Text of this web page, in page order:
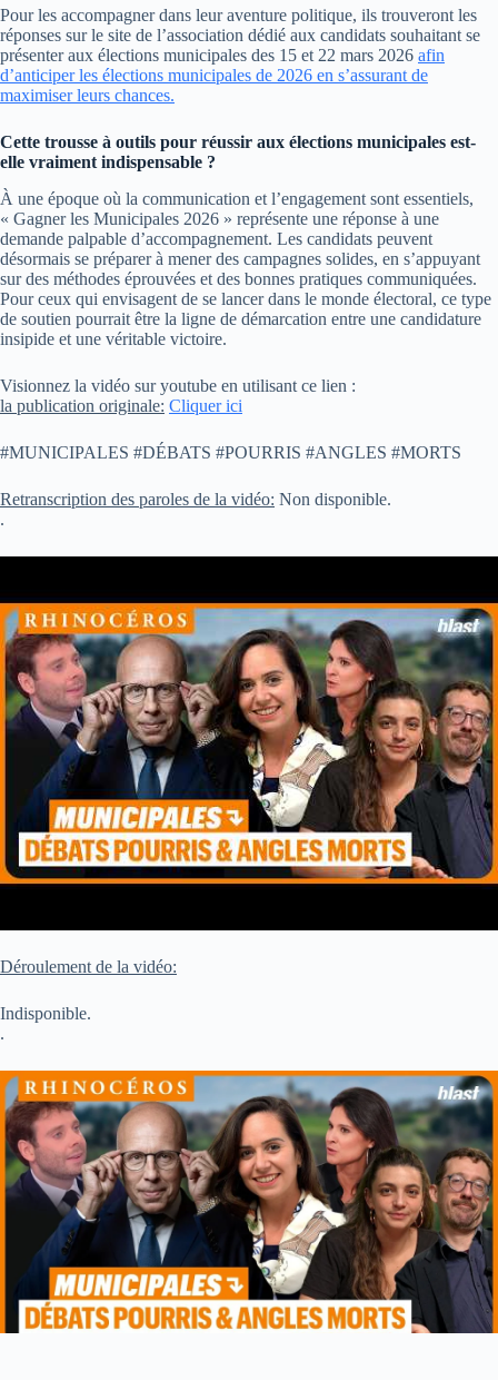
Pour les accompagner dans leur aventure politique, ils trouveront les
réponses sur le site de l’association dédié aux candidats souhaitant se
présenter aux élections municipales des 15 et 22 mars 2026 afin
d’anticiper les élections municipales de 2026 en s’assurant de
maximiser leurs chances.
Cette trousse à outils pour réussir aux élections municipales est-
elle vraiment indispensable ?
À une époque où la communication et l’engagement sont essentiels,
« Gagner les Municipales 2026 » représente une réponse à une
demande palpable d’accompagnement. Les candidats peuvent
désormais se préparer à mener des campagnes solides, en s’appuyant
sur des méthodes éprouvées et des bonnes pratiques communiquées.
Pour ceux qui envisagent de se lancer dans le monde électoral, ce type
de soutien pourrait être la ligne de démarcation entre une candidature
insipide et une véritable victoire.
Visionnez la vidéo sur youtube en utilisant ce lien :
la publication originale: Cliquer ici
#MUNICIPALES #DÉBATS #POURRIS #ANGLES #MORTS
Retranscription des paroles de la vidéo: Non disponible.
.
Déroulement de la vidéo:
Indisponible.
.